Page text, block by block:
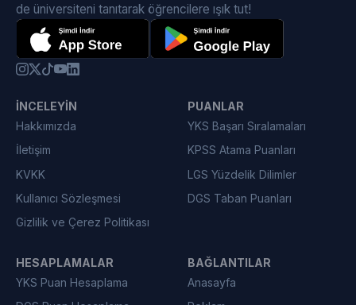
de üniversiteni tanıtarak öğrencilere ışık tut!
İNCELEYIN
Hakkımızda
İletişim
KVKK
Kullanıcı Sözleşmesi
Gizlilik ve Çerez Politikası
PUANLAR
YKS Başarı Sıralamaları
KPSS Atama Puanları
LGS Yüzdelik Dilimler
DGS Taban Puanları
HESAPLAMALAR
YKS Puan Hesaplama
BAĞLANTILAR
Anasayfa